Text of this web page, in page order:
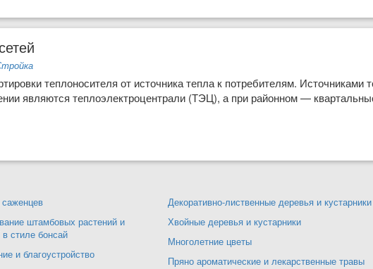
теплоносителя от источника тепла к потребителям. Источниками
являются теплоэлектроцентрали (ТЭЦ), а при районном —
штамбовых растений и
в стиле бонсай
и благоустройство
Декоративно-лиственные деревья и кустарники
Хвойные деревья и кустарники
Многолетние цветы
Пряно ароматические и лекарственные травы